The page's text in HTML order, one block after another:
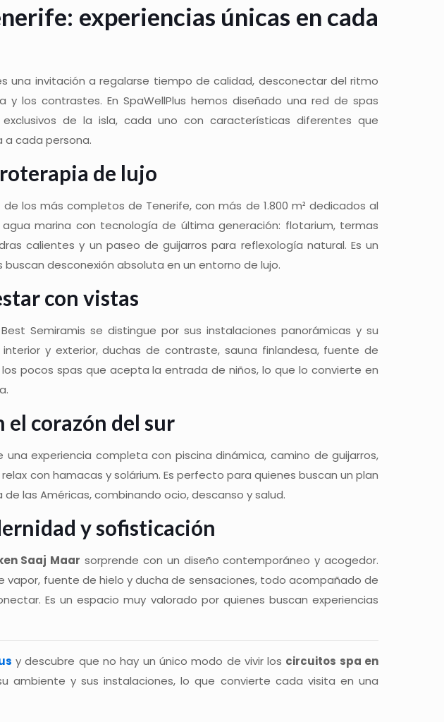
experiencias únicas en cada
una invitación a regalarse tiempo de calidad, desconectar del ritmo
los contrastes. En SpaWellPlus hemos diseñado una red de spas
de la isla, cada uno con características diferentes que
a cada persona.
de lujo
los más completos de Tenerife, con más de 1.800 m² dedicados al
marina con tecnología de última generación: flotarium, termas
calientes y un paseo de guijarros para reflexología natural. Es un
desconexión absoluta en un entorno de lujo.
con vistas
Semiramis se distingue por sus instalaciones panorámicas y su
y exterior, duchas de contraste, sauna finlandesa, fuente de
pocos spas que acepta la entrada de niños, lo que lo convierte en
el corazón del sur
experiencia completa con piscina dinámica, camino de guijarros,
con hamacas y solárium. Es perfecto para quienes buscan un plan
las Américas, combinando ocio, descanso y salud.
y sofisticación
Saaj Maar sorprende con un diseño contemporáneo y acogedor.
vapor, fuente de hielo y ducha de sensaciones, todo acompañado de
Es un espacio muy valorado por quienes buscan experiencias
y descubre que no hay un único modo de vivir los circuitos spa en
ambiente y sus instalaciones, lo que convierte cada visita en una